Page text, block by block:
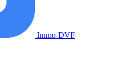
Immo-DVF